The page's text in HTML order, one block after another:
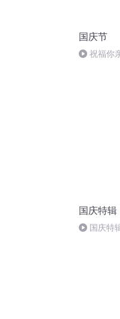
国庆节
祝福你
国庆特辑
国庆特